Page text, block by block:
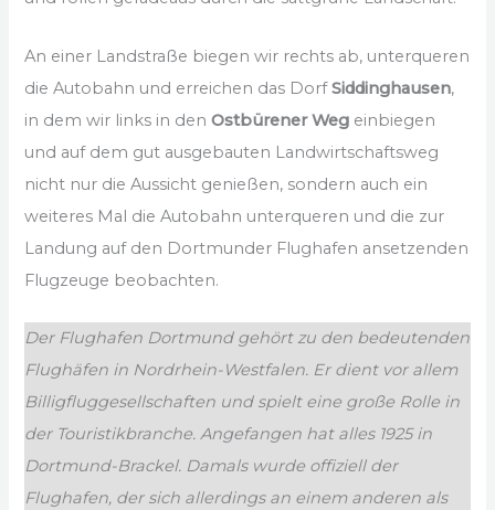
An einer Landstraße biegen wir rechts ab, unterqueren
die Autobahn und erreichen das DorfSiddinghausen,
in dem wir links in denOstbürener Weg einbiegen
und auf dem gut ausgebauten Landwirtschaftsweg
nicht nur die Aussicht genießen, sondern auch ein
weiteres Mal die Autobahn unterqueren und die zur
Landung auf den Dortmunder Flughafen ansetzenden
Flugzeuge beobachten.
Der Flughafen Dortmund gehört zu den bedeutenden
Flughäfen in Nordrhein-Westfalen. Er dient vor allem
Billigfluggesellschaften und spielt eine große Rolle in
der Touristikbranche. Angefangen hat alles 1925 in
Dortmund-Brackel. Damals wurde offiziell der
Flughafen, der sich allerdings an einem anderen als